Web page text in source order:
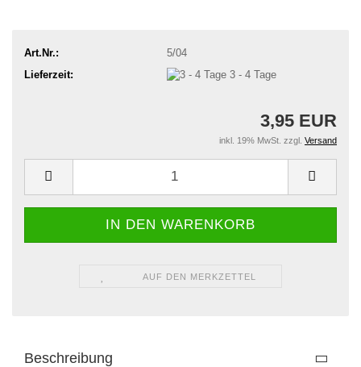
Art.Nr.:
5/04
Lieferzeit:
3 - 4 Tage
3,95 EUR
inkl. 19% MwSt. zzgl. Versand
AUF DEN MERKZETTEL
Beschreibung